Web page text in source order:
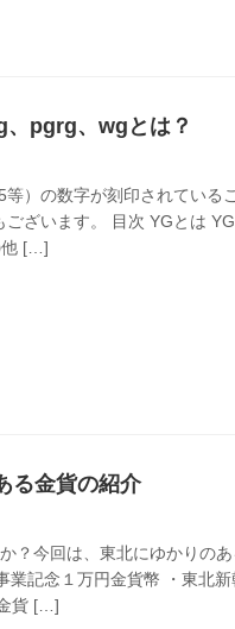
、pgrg、wgとは？
）の数字が刻印されている
ざいます。 目次 YGとは
他 […]
る金貨の紹介
？今回は、東北にゆかりの
記念１万円金貨幣 ・東北
貨 […]